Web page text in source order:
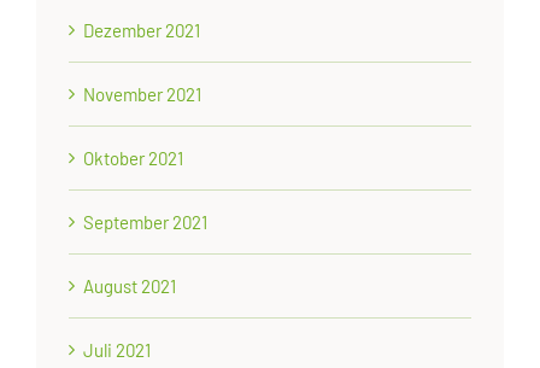
Dezember 2021
November 2021
Oktober 2021
September 2021
August 2021
Juli 2021